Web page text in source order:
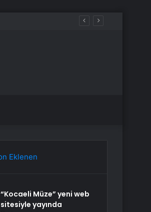
Eklenen
“Kocaeli Müze” yeni web
sitesiyle yayında